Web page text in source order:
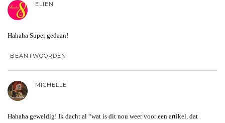
ELIEN
Hahaha Super gedaan!
BEANTWOORDEN
MICHELLE
Hahaha geweldig! Ik dacht al “wat is dit nou weer voor een artikel, dat